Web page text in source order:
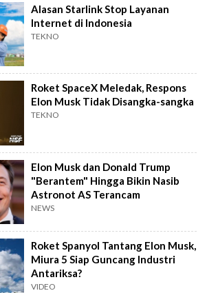
Alasan Starlink Stop Layanan
Internet di Indonesia
TEKNO
Roket SpaceX Meledak, Respons
Elon Musk Tidak Disangka-sangka
TEKNO
Elon Musk dan Donald Trump
"Berantem" Hingga Bikin Nasib
Astronot AS Terancam
NEWS
Roket Spanyol Tantang Elon Musk,
Miura 5 Siap Guncang Industri
Antariksa?
VIDEO